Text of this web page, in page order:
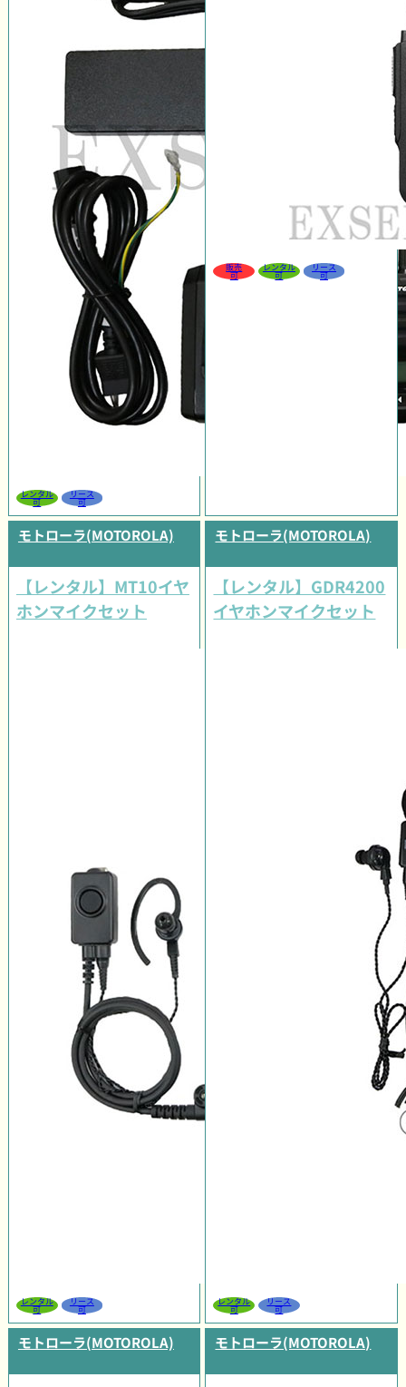
レンタル
可
リース
可
販売
可
レンタル
可
リース
可
モトローラ(MOTOROLA)
【レンタル】MT10イヤ
ホンマイクセット
レンタル
可
リース
可
モトローラ(MOTOROLA)
【レンタル】GDR4200
イヤホンマイクセット
レンタル
可
リース
可
モトローラ(MOTOROLA) モトローラ(MOTOROLA)